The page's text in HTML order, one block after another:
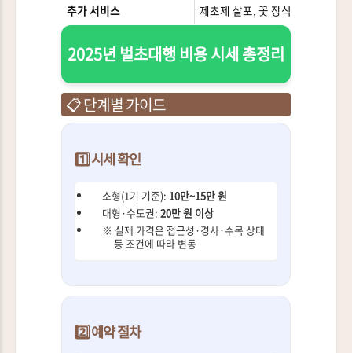
추가 서비스
제초제 살포, 꽃 장식 등
2025년 벌초대행 비용 시세 총정리
📋 단계별 가이드
1️⃣ 시세 확인
소형(1기 기준): 10만~15만 원
대형·수도권: 20만 원 이상
※ 실제 가격은 접근성·경사·수목 상태
등 조건에 따라 변동
2️⃣ 예약 절차